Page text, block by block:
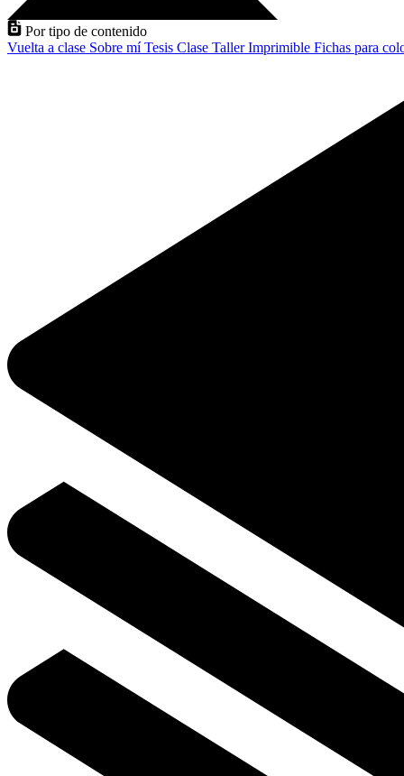
Por tipo de contenido
Vuelta a clase Sobre míTesis Clase TallerImprimible Fichas para